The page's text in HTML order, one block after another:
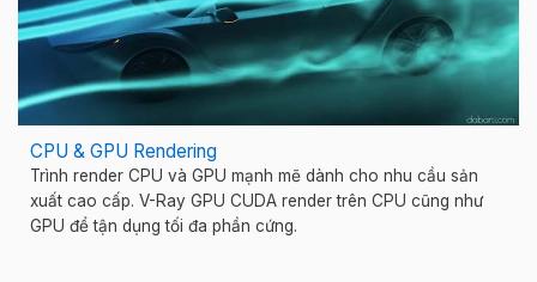
CPU & GPU Rendering
Trình render CPU và GPU mạnh mẽ dành cho nhu cầu sản
xuất cao cấp. V-Ray GPU CUDA render trên CPU cũng như
GPU để tận dụng tối đa phần cứng.